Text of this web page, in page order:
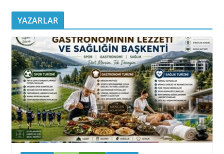
YAZARLAR